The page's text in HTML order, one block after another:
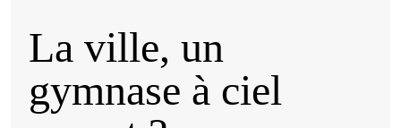
La ville, un
gymnase à ciel